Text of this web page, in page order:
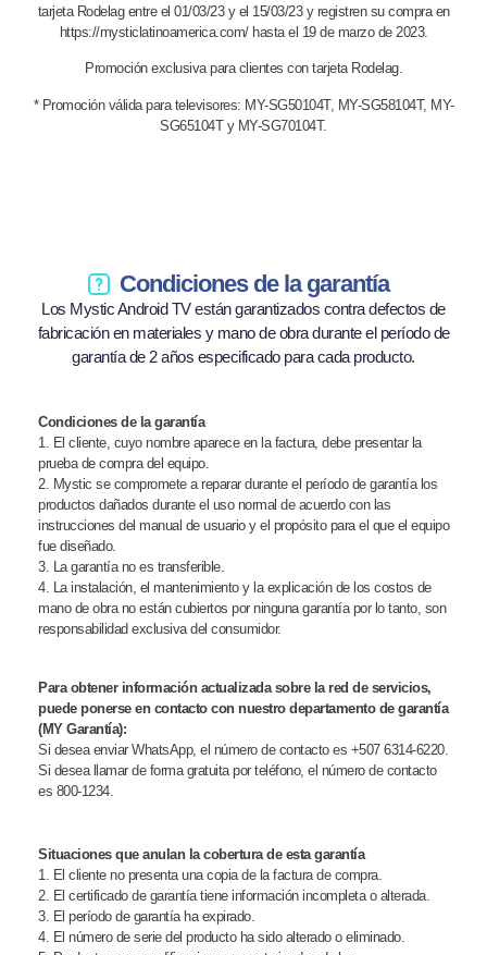
tarjeta Rodelag entre el 01/03/23 y el 15/03/23y registren su compra en
https://mysticlatinoamerica.com/ hasta el 19 de marzo de 2023.
Promoción exclusiva para clientes con tarjeta Rodelag.
* Promoción válida para televisores: MY-SG50104T, MY-SG58104T, MY-
SG65104T y MY-SG70104T.
Condiciones de la garantía
Los Mystic Android TV están garantizados contra defectos de
fabricación en materiales y mano de obra durante el período de
garantía de 2 años especificado para cada producto.
Condiciones de la garantía
1. El cliente, cuyo nombre aparece en la factura, debe presentar la
prueba de compra del equipo.
2. Mystic se compromete a reparar durante el período de garantía los
productos dañados durante el uso normal de acuerdo con las
instrucciones del manual de usuario y el propósito para el que el equipo
fue diseñado.
3. La garantía no es transferible.
4. La instalación, el mantenimiento y la explicación de los costos de
mano de obra no están cubiertos por ninguna garantía por lo tanto, son
responsabilidad exclusiva del consumidor.
Para obtener información actualizada sobre la red de servicios,
puede ponerse en contacto con nuestro departamento de garantía
(MY Garantía):
Si desea enviar WhatsApp, el número de contacto es +507 6314-6220.
Si desea llamar de forma gratuita por teléfono, el número de contacto
es 800-1234.
Situaciones que anulan la cobertura de esta garantía
1. El cliente no presenta una copia de la factura de compra.
2. El certificado de garantía tiene información incompleta o alterada.
3. El período de garantía ha expirado.
4. El número de serie del producto ha sido alterado o eliminado.